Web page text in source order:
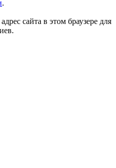
.
сайта в этом браузере для